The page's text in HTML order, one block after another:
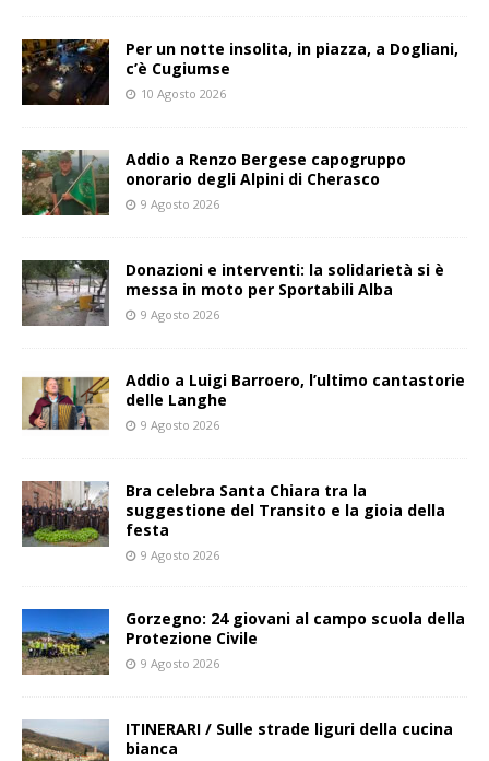
Per un notte insolita, in piazza, a Dogliani,
c’è Cugiumse
10 Agosto 2026
Addio a Renzo Bergese capogruppo
onorario degli Alpini di Cherasco
9 Agosto 2026
Donazioni e interventi: la solidarietà si è
messa in moto per Sportabili Alba
9 Agosto 2026
Addio a Luigi Barroero, l’ultimo cantastorie
delle Langhe
9 Agosto 2026
Bra celebra Santa Chiara tra la
suggestione del Transito e la gioia della
festa
9 Agosto 2026
Gorzegno: 24 giovani al campo scuola della
Protezione Civile
9 Agosto 2026
ITINERARI / Sulle strade liguri della cucina
bianca